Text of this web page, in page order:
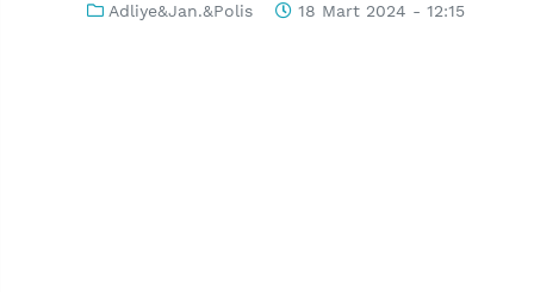
Adliye&Jan.&Polis 18 Mart 2024 - 12:15